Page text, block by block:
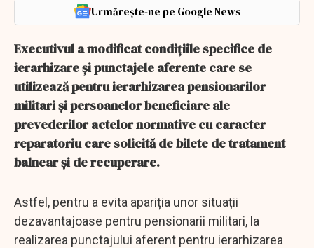
Urmărește-ne pe Google News
Executivul a modificat condițiile specifice de
ierarhizare și punctajele aferente care se
utilizează pentru ierarhizarea pensionarilor
militari și persoanelor beneficiare ale
prevederilor actelor normative cu caracter
reparatoriu care solicită de bilete de tratament
balnear și de recuperare.
Astfel, pentru a evita apariția unor situații
dezavantajoase pentru pensionarii militari, la
realizarea punctajului aferent pentru ierarhizarea